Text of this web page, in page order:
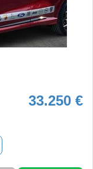
33.250 €